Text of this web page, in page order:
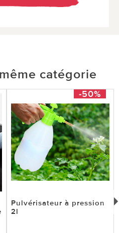
catégorie
-50%
Pulvérisateur à pression
2l